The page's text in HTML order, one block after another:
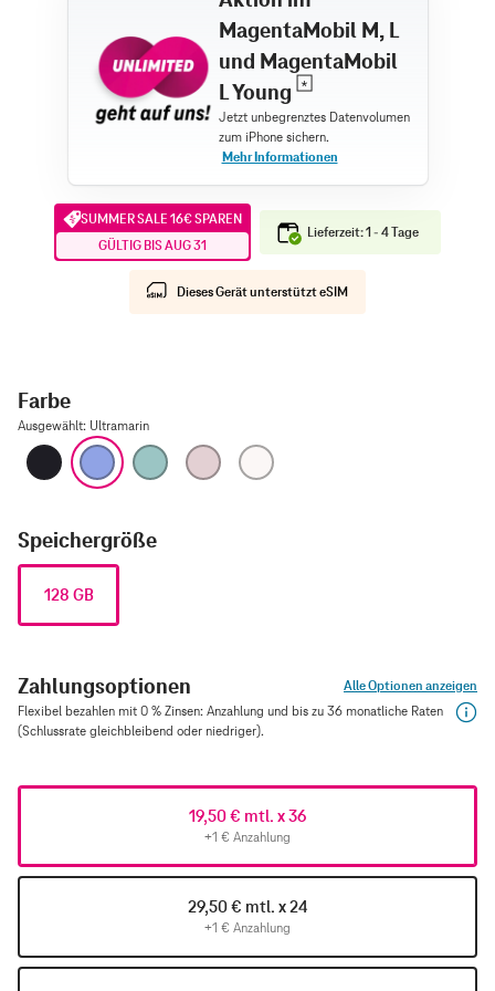
MagentaMobil M, L
und MagentaMobil
L Young
SUMMER SALE 16€ SPAREN
GÜLTIG BIS AUG 31
Lieferzeit: 1 - 4 Tage
Dieses Gerät unterstützt eSIM
Farbe
Ausgewählt: Ultramarin
Schwarz UltramarinBlaugrün Pink
Speichergröße
128 GB
Zahlungsoptionen
Alle Optionen anzeigen
Flexibel bezahlen mit 0 % Zinsen: Anzahlung und bis zu 36 monatliche Raten
(Schlussrate gleichbleibend oder niedriger).
19,50 € mtl. x 36
+1 € Anzahlung
29,50 € mtl. x 24
+1 € Anzahlung